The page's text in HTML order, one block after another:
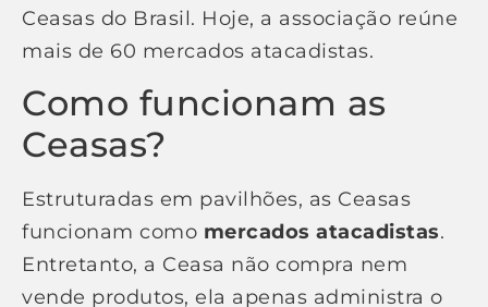
Ceasas do Brasil. Hoje, a associação reúne
mais de 60 mercados atacadistas.
Como funcionam as
Ceasas?
Estruturadas em pavilhões, as Ceasas
funcionam como mercados atacadistas.
Entretanto, a Ceasa não compra nem
vende produtos, ela apenas administra o